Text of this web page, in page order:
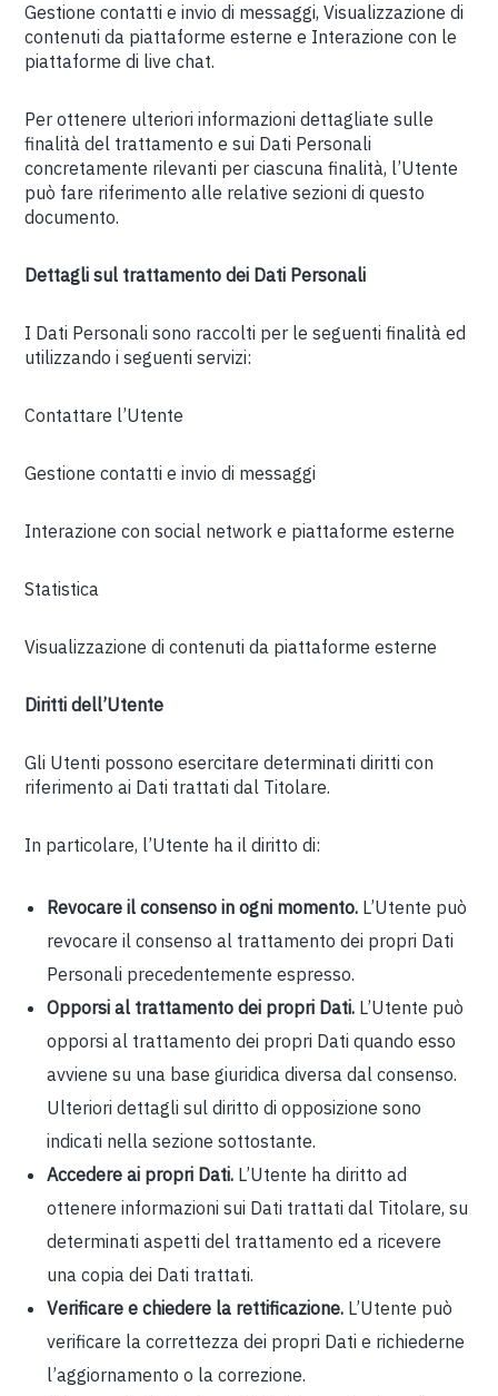
Gestione contatti e invio di messaggi, Visualizzazione di
contenuti da piattaforme esterne e Interazione con le
piattaforme di live chat.
Per ottenere ulteriori informazioni dettagliate sulle
finalità del trattamento e sui Dati Personali
concretamente rilevanti per ciascuna finalità, l’Utente
può fare riferimento alle relative sezioni di questo
documento.
Dettagli sul trattamento dei Dati Personali
I Dati Personali sono raccolti per le seguenti finalità ed
utilizzando i seguenti servizi:
Contattare l’Utente
Gestione contatti e invio di messaggi
Interazione con social network e piattaforme esterne
Statistica
Visualizzazione di contenuti da piattaforme esterne
Diritti dell’Utente
Gli Utenti possono esercitare determinati diritti con
riferimento ai Dati trattati dal Titolare.
In particolare, l’Utente ha il diritto di:
Revocare il consenso in ogni momento. L’Utente può
revocare il consenso al trattamento dei propri Dati
Personali precedentemente espresso.
Opporsi al trattamento dei propri Dati. L’Utente può
opporsi al trattamento dei propri Dati quando esso
avviene su una base giuridica diversa dal consenso.
Ulteriori dettagli sul diritto di opposizione sono
indicati nella sezione sottostante.
Accedere ai propri Dati. L’Utente ha diritto ad
ottenere informazioni sui Dati trattati dal Titolare, su
determinati aspetti del trattamento ed a ricevere
una copia dei Dati trattati.
Verificare e chiedere la rettificazione. L’Utente può
verificare la correttezza dei propri Dati e richiederne
l’aggiornamento o la correzione.